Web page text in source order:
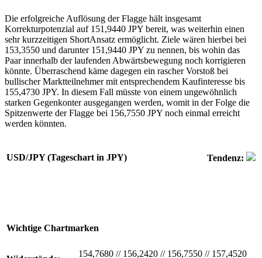
Die erfolgreiche Auflösung der Flagge hält insgesamt
Korrekturpotenzial auf 151,9440 JPY bereit, was weiterhin einen
sehr kurzzeitigen ShortAnsatz ermöglicht. Ziele wären hierbei bei
153,3550 und darunter 151,9440 JPY zu nennen, bis wohin das
Paar innerhalb der laufenden Abwärtsbewegung noch korrigieren
könnte. Überraschend käme dagegen ein rascher Vorstoß bei
bullischer Marktteilnehmer mit entsprechendem Kaufinteresse bis
155,4730 JPY. In diesem Fall müsste von einem ungewöhnlich
starken Gegenkonter ausgegangen werden, womit in der Folge die
Spitzenwerte der Flagge bei 156,7550 JPY noch einmal erreicht
werden könnten.
USD/JPY (Tageschart in JPY) Tendenz:
Wichtige Chartmarken
154,7680 //156,2420 //156,7550 //157,4520